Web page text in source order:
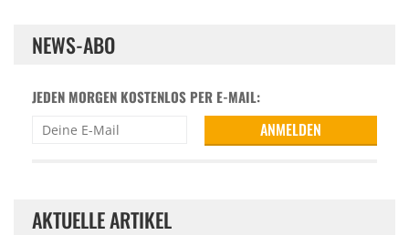
NEWS-ABO
JEDEN MORGEN KOSTENLOS PER E-MAIL:
AKTUELLE ARTIKEL